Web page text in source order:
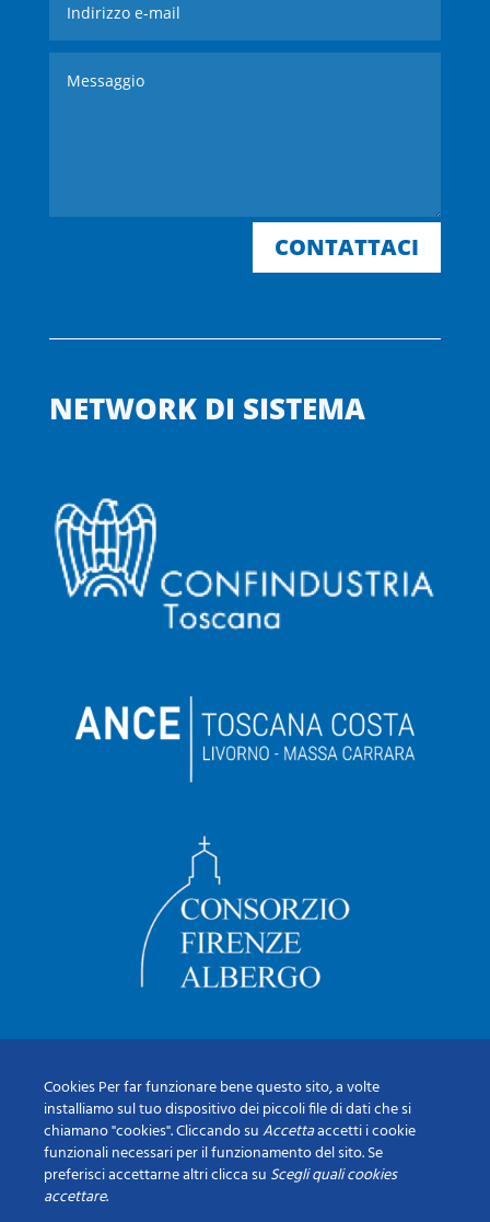
CONTATTACI
NETWORK DI SISTEMA
Cookies Per far funzionare bene questo sito, a volte
installiamo sul tuo dispositivo dei piccoli file di dati che si
chiamano "cookies". Cliccando suAccettaaccetti i cookie
funzionali necessari per il funzionamento del sito. Se
preferisci accettarne altri clicca su Scegli quali cookies
accettare.